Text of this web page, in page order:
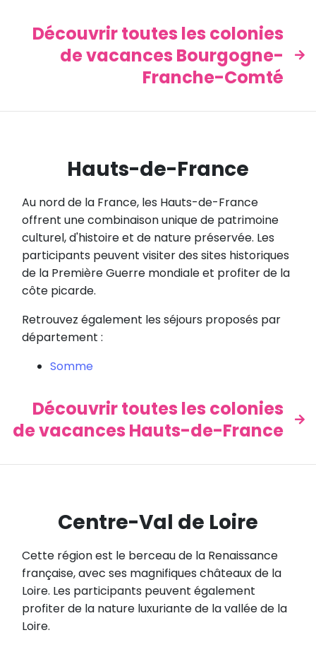
Découvrir toutes les colonies
de vacances Bourgogne-
Franche-Comté
Hauts-de-France
Au nord de la France, les Hauts-de-France
offrent une combinaison unique de patrimoine
culturel, d'histoire et de nature préservée. Les
participants peuvent visiter des sites historiques
de la Première Guerre mondiale et profiter de la
côte picarde.
Retrouvez également les séjours proposés par
département :
Somme
Découvrir toutes les colonies
de vacances Hauts-de-France
Centre-Val de Loire
Cette région est le berceau de la Renaissance
française, avec ses magnifiques châteaux de la
Loire. Les participants peuvent également
profiter de la nature luxuriante de la vallée de la
Loire.